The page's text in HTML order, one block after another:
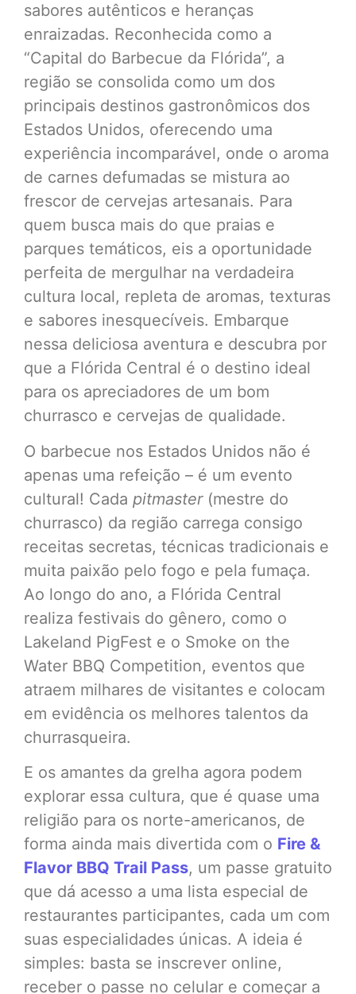
sabores autênticos e heranças
enraizadas. Reconhecida como a
“Capital do Barbecue da Flórida”, a
região se consolida como um dos
principais destinos gastronômicos dos
Estados Unidos, oferecendo uma
experiência incomparável, onde o aroma
de carnes defumadas se mistura ao
frescor de cervejas artesanais. Para
quem busca mais do que praias e
parques temáticos, eis a oportunidade
perfeita de mergulhar na verdadeira
cultura local, repleta de aromas, texturas
e sabores inesquecíveis. Embarque
nessa deliciosa aventura e descubra por
que a Flórida Central é o destino ideal
para os apreciadores de um bom
churrasco e cervejas de qualidade.
O barbecue nos Estados Unidos não é
apenas uma refeição – é um evento
cultural! Cada pitmaster(mestre do
churrasco) da região carrega consigo
receitas secretas, técnicas tradicionais e
muita paixão pelo fogo e pela fumaça.
Ao longo do ano, a Flórida Central
realiza festivais do gênero, como o
Lakeland PigFest e o Smoke on the
Water BBQ Competition, eventos que
atraem milhares de visitantes e colocam
em evidência os melhores talentos da
churrasqueira.
E os amantes da grelha agora podem
explorar essa cultura, que é quase uma
religião para os norte-americanos, de
forma ainda mais divertida com o Fire &
Flavor BBQ Trail Pass, um passe gratuito
que dá acesso a uma lista especial de
restaurantes participantes, cada um com
suas especialidades únicas. A ideia é
simples: basta se inscrever online,
receber o passe no celular e começar a